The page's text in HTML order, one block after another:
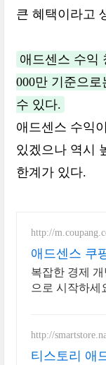
큰 혜택이라고
애드센스 수익
000만 기준으
수 있다.
애드센스 수익
있겠으나 역시
한계가 있다.
http://
애드센스 쿠
복잡한 경제
으로 시작하세
http://
티스토리 애